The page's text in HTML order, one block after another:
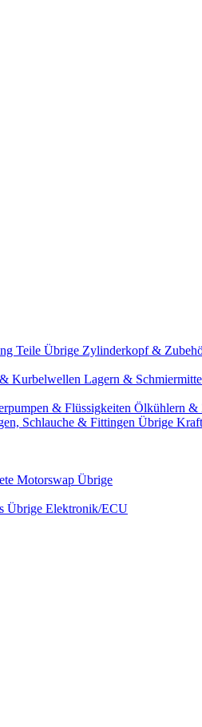
Teile Übrige Zylinderkopf &
Kurbelwellen Lagern &
& Flüssigkeiten Ölkühlern &
Schlauche & Fittingen Übrige
Motorswap Übrige
Übrige Elektronik/ECU